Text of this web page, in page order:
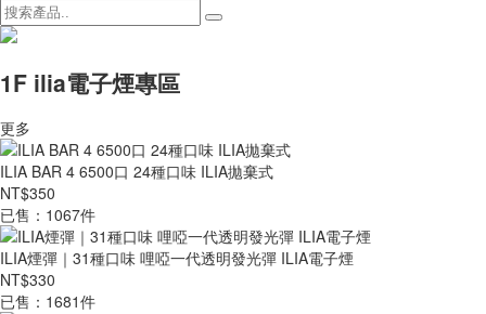
1F ilia電子煙專區
更多
ILIA BAR 4 6500口 24種口味 ILIA拋棄式
NT$350
已售：1067件
ILIA煙彈｜31種口味 哩啞一代透明發光彈 ILIA電子煙
NT$330
已售：1681件